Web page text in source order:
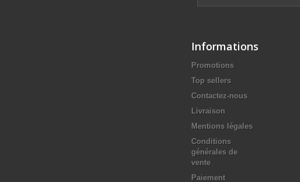
Informations
Promotions
Top sellers
Contactez-nous
Livraison
Mentions légales
Conditions
générales de
vente
Paiement